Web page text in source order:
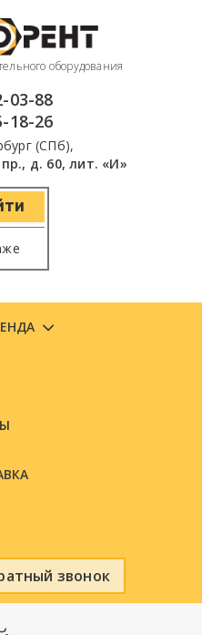
оборудования
03-88
18-26
(СПб),
д. 60, лит. «И»
звонок